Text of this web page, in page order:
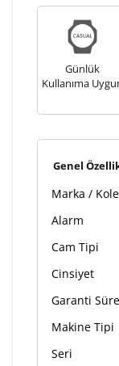
sebebi ile 1-2
Günlük
Kullanıma
Genel
Marka /
Alarm
Cam Tipi
Cinsiyet
Garanti
Makine Tipi
Seri